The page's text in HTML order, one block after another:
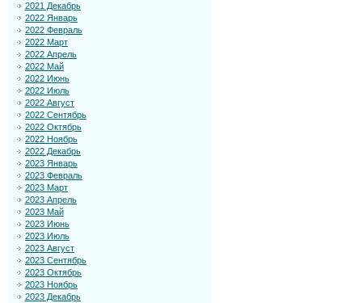
2021 Декабрь
2022 Январь
2022 Февраль
2022 Март
2022 Апрель
2022 Май
2022 Июнь
2022 Июль
2022 Август
2022 Сентябрь
2022 Октябрь
2022 Ноябрь
2022 Декабрь
2023 Январь
2023 Февраль
2023 Март
2023 Апрель
2023 Май
2023 Июнь
2023 Июль
2023 Август
2023 Сентябрь
2023 Октябрь
2023 Ноябрь
2023 Декабрь